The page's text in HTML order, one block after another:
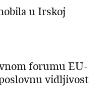
u Irskoj
forumu EU-
vidljivost